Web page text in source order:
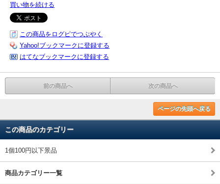
買い物を続ける
この商品をログピでつぶやく
Yahoo!ブックマークに登録する
はてなブックマークに登録する
前の商品へ 次の商品へ
ページの先頭へ戻る
この商品のカテゴリー
1個100円以下景品
商品カテゴリー一覧